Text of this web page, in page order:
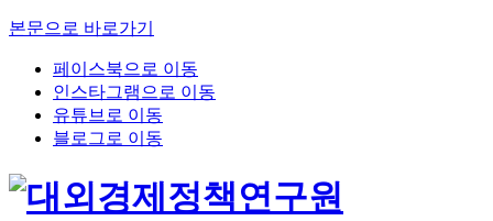
본문으로 바로가기
페이스북으로 이동
인스타그램으로 이동
유튜브로 이동
블로그로 이동